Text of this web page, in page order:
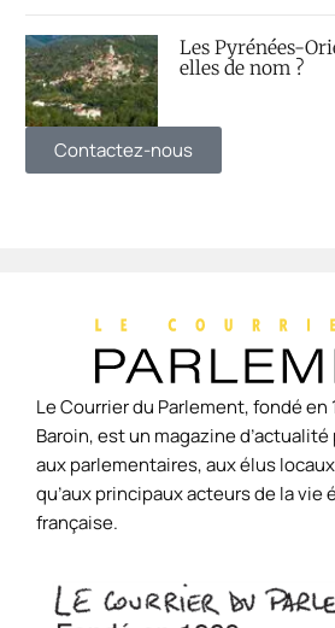
Les Pyrénées-
elles de nom ?
Contactez-nous
Le Courrier du Parlement, fondé en
Baroin, est un magazine
aux parlementaires, aux élus
qu’aux principaux acteurs de la vie
française.